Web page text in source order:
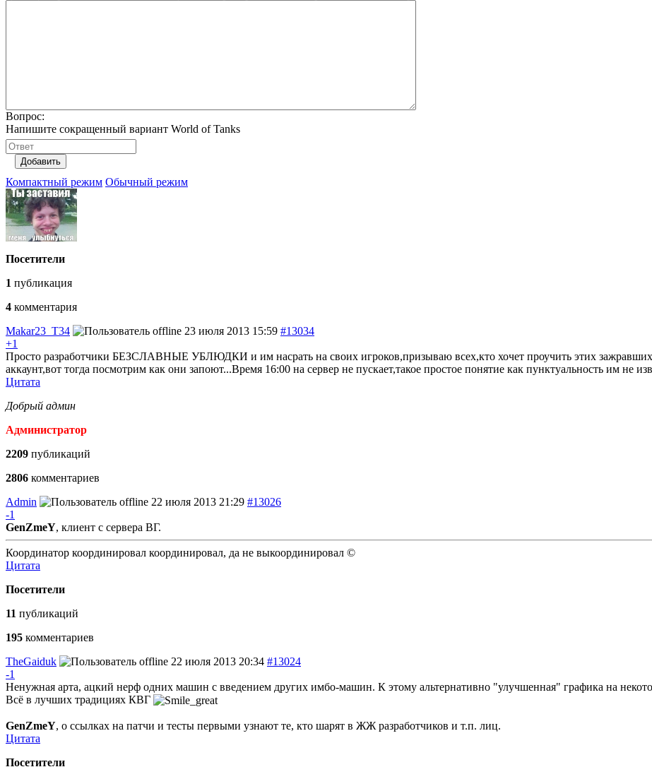
Вопрос:
Напишите сокращенный вариант World of Tanks
Добавить
Компактный режим Обычный режим
Посетители
1 публикация
4 комментария
Makar23_T34
23 июля 2013 15:59 #13034
+1
Просто разработчики БЕЗСЛАВНЫЕ УБЛЮДКИ и им насрать на своих игроков,призываю всех,кто хочет проучить этих
аккаунт,вот тогда посмотрим как они запоют...Время 16:00 на сервер не пускает,такое простое понятие как пунктуальность им не
Цитата
Добрый админ
Администратор
2209 публикаций
2806 комментариев
Admin
22 июля 2013 21:29 #13026
-1
GenZmeY, клиент с сервера ВГ.
Координатор координировал координировал, да не выкоординировал ©
Цитата
Посетители
11 публикаций
195 комментариев
TheGaiduk
22 июля 2013 20:34 #13024
-1
Ненужная арта, ацкий нерф одних машин с введением других имбо-машин. К этому альтернативно "улучшенная" графика на
Всё в лучших традициях КВГ
GenZmeY, о ссылках на патчи и тесты первыми узнают те, кто шарят в ЖЖ разработчиков и т.п. лиц.
Цитата
Посетители